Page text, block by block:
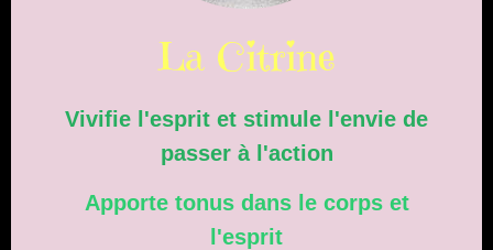
La Citrine
Vivifie l'esprit et stimule l'envie de
passer à l'action
Apporte tonus dans le corps et
l'esprit